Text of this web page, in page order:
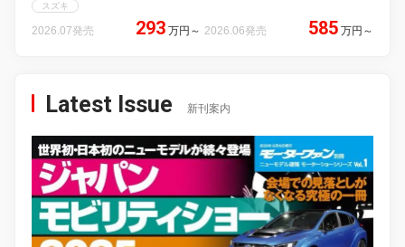
スズキ
2026.07発売 293 万円 ～ 2026.06発売 585 万円 ～
Latest Issue 新刊案内